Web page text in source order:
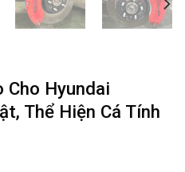
Cho Hyundai
Thể Hiện Cá Tính